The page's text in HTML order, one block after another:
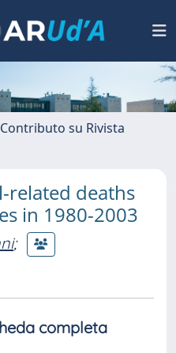
su Rivista
related deaths
in 1980-2003
;
completa